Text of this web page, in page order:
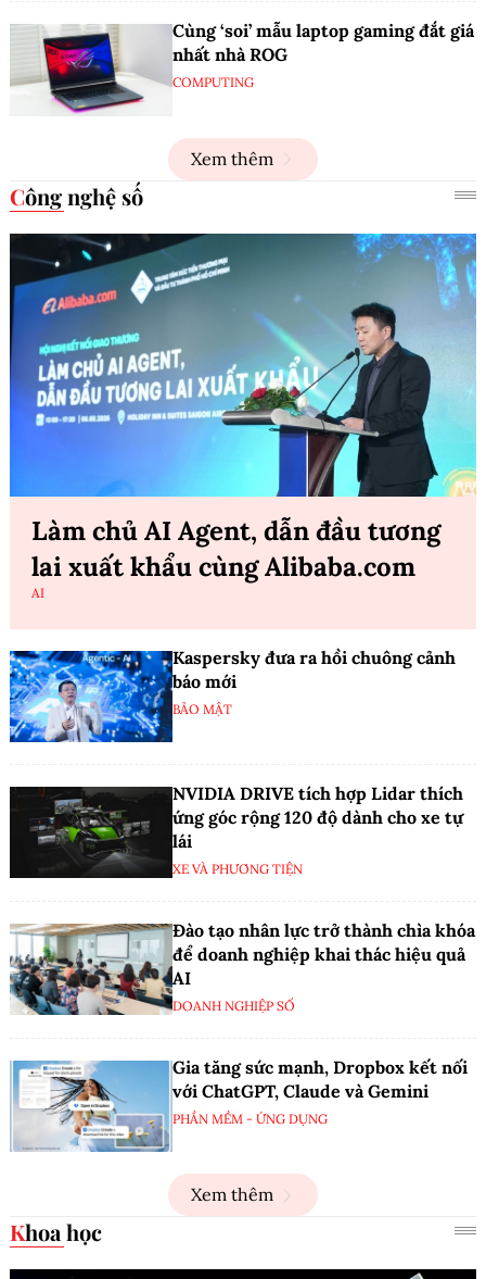
Cùng ‘soi’ mẫu laptop gaming đắt giá
nhất nhà ROG
COMPUTING
Xem thêm
Công nghệ số
Làm chủ AI Agent, dẫn đầu tương
lai xuất khẩu cùng Alibaba.com
AI
Kaspersky đưa ra hồi chuông cảnh
báo mới
BẢO MẬT
NVIDIA DRIVE tích hợp Lidar thích
ứng góc rộng 120 độ dành cho xe tự
lái
XE VÀ PHƯƠNG TIỆN
Đào tạo nhân lực trở thành chìa khóa
để doanh nghiệp khai thác hiệu quả
AI
DOANH NGHIỆP SỐ
Gia tăng sức mạnh, Dropbox kết nối
với ChatGPT, Claude và Gemini
PHẦN MỀM - ỨNG DỤNG
Xem thêm
Khoa học